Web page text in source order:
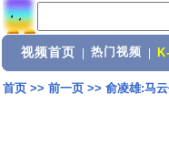
视频首页 热门视频
首页>> 前一页>> 俞凌雄:马